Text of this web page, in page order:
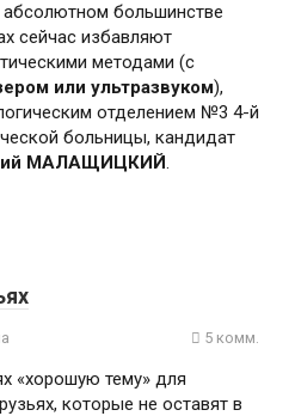
большинстве
сейчас избавляют
методами (с
или ультразвуком),
отделением №3 4-й
больницы, кандидат
МАЛАЩИЦКИЙ.
5 комм.
«хорошую тему» для
которые не оставят в